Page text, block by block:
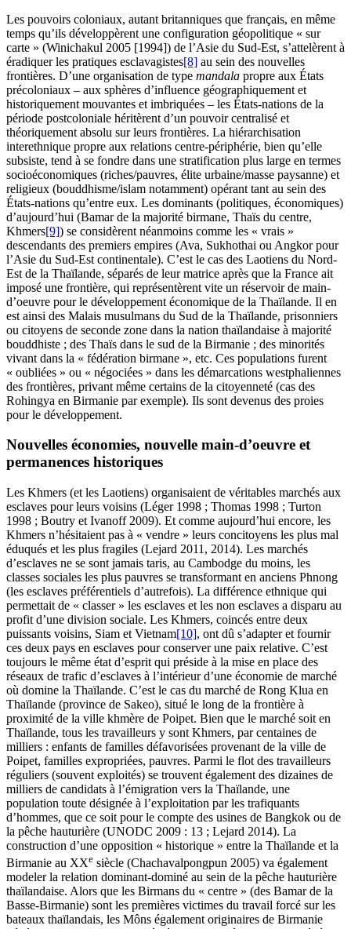
Les pouvoirs coloniaux, autant britanniques que français, en même
temps qu’ils développèrent une configuration géopolitique « sur
carte » (Winichakul 2005 [1994]) de l’Asie du Sud-Est, s’attelèrent à
éradiquer les pratiques esclavagistes[8] au sein des nouvelles
frontières. D’une organisation de type mandala propre aux États
précoloniaux – aux sphères d’influence géographiquement et
historiquement mouvantes et imbriquées – les États-nations de la
période postcoloniale héritèrent d’un pouvoir centralisé et
théoriquement absolu sur leurs frontières. La hiérarchisation
interethnique propre aux relations centre-périphérie, bien qu’elle
subsiste, tend à se fondre dans une stratification plus large en termes
socioéconomiques (riches/pauvres, élite urbaine/masse paysanne) et
religieux (bouddhisme/islam notamment) opérant tant au sein des
États-nations qu’entre eux. Les dominants (politiques, économiques)
d’aujourd’hui (Bamar de la majorité birmane, Thaïs du centre,
Khmers[9]) se considèrent néanmoins comme les « vrais »
descendants des premiers empires (Ava, Sukhothai ou Angkor pour
l’Asie du Sud-Est continentale). C’est le cas des Laotiens du Nord-
Est de la Thaïlande, séparés de leur matrice après que la France ait
imposé une frontière, qui représentèrent vite un réservoir de main-
d’oeuvre pour le développement économique de la Thaïlande. Il en
est ainsi des Malais musulmans du Sud de la Thaïlande, prisonniers
ou citoyens de seconde zone dans la nation thaïlandaise à majorité
bouddhiste ; des Thaïs dans le sud de la Birmanie ; des minorités
vivant dans la « fédération birmane », etc. Ces populations furent
« oubliées » ou « négociées » dans les démarcations westphaliennes
des frontières, privant même certains de la citoyenneté (cas des
Rohingya en Birmanie par exemple). Ils sont devenus des proies
pour le développement.
Nouvelles économies, nouvelle main-d’oeuvre et
permanences historiques
Les Khmers (et les Laotiens) organisaient de véritables marchés aux
esclaves pour leurs voisins (Léger 1998 ; Thomas 1998 ; Turton
1998 ; Boutry et Ivanoff 2009). Et comme aujourd’hui encore, les
Khmers n’hésitaient pas à « vendre » leurs concitoyens les plus mal
éduqués et les plus fragiles (Lejard 2011, 2014). Les marchés
d’esclaves ne se sont jamais taris, au Cambodge du moins, les
classes sociales les plus pauvres se transformant en anciens Phnong
(les esclaves préférentiels d’autrefois). La différence ethnique qui
permettait de « classer » les esclaves et les non esclaves a disparu au
profit d’une division sociale. Les Khmers, coincés entre deux
puissants voisins, Siam et Vietnam[10], ont dû s’adapter et fournir
ces deux pays en esclaves pour conserver une paix relative. C’est
toujours le même état d’esprit qui préside à la mise en place des
réseaux de trafic d’esclaves à l’intérieur d’une économie de marché
où domine la Thaïlande. C’est le cas du marché de Rong Klua en
Thaïlande (province de Sakeo), situé le long de la frontière à
proximité de la ville khmère de Poipet. Bien que le marché soit en
Thaïlande, tous les travailleurs y sont Khmers, par centaines de
milliers : enfants de familles défavorisées provenant de la ville de
Poipet, familles expropriées, pauvres. Parmi le flot des travailleurs
réguliers (souvent exploités) se trouvent également des dizaines de
milliers de candidats à l’émigration vers la Thaïlande, une
population toute désignée à l’exploitation par les trafiquants
d’hommes, que ce soit pour le compte des usines de Bangkok ou de
la pêche hauturière (UNODC 2009 : 13 ; Lejard 2014). La
construction d’une opposition « historique » entre la Thaïlande et la
Birmanie au XXe siècle (Chachavalpongpun 2005) va également
modeler la relation dominant-dominé au sein de la pêche hauturière
thaïlandaise. Alors que les Birmans du « centre » (des Bamar de la
Basse-Birmanie) sont les premières victimes du travail forcé sur les
bateaux thaïlandais, les Môns également originaires de Birmanie